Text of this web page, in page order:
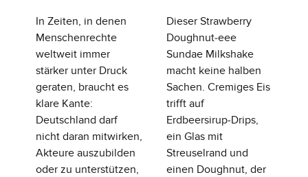
In Zeiten, in denen
Menschenrechte
weltweit immer
stärker unter Druck
geraten, braucht es
klare Kante:
Deutschland darf
nicht daran mitwirken,
Akteure auszubilden
oder zu unterstützen,
Dieser Strawberry
Doughnut‑eee
Sundae Milkshake
macht keine halben
Sachen. Cremiges Eis
trifft auf
Erdbeersirup‑Drips,
ein Glas mit
Streuselrand und
einen Doughnut, der